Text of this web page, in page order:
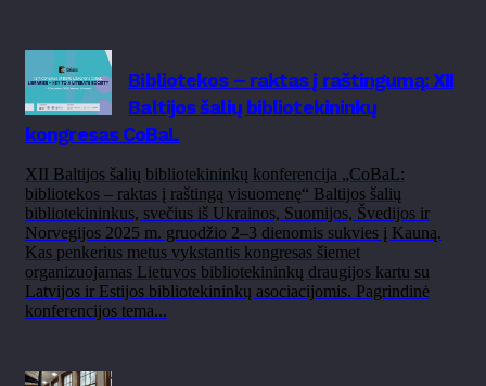
Bibliotekos – raktas į raštingumą: XII
Baltijos šalių bibliotekininkų
kongresas CoBaL
XII Baltijos šalių bibliotekininkų konferencija „CoBaL:
bibliotekos – raktas į raštingą visuomenę“ Baltijos šalių
bibliotekininkus, svečius iš Ukrainos, Suomijos, Švedijos ir
Norvegijos 2025 m. gruodžio 2–3 dienomis sukvies į Kauną.
Kas penkerius metus vykstantis kongresas šiemet
organizuojamas Lietuvos bibliotekininkų draugijos kartu su
Latvijos ir Estijos bibliotekininkų asociacijomis. Pagrindinė
konferencijos tema...